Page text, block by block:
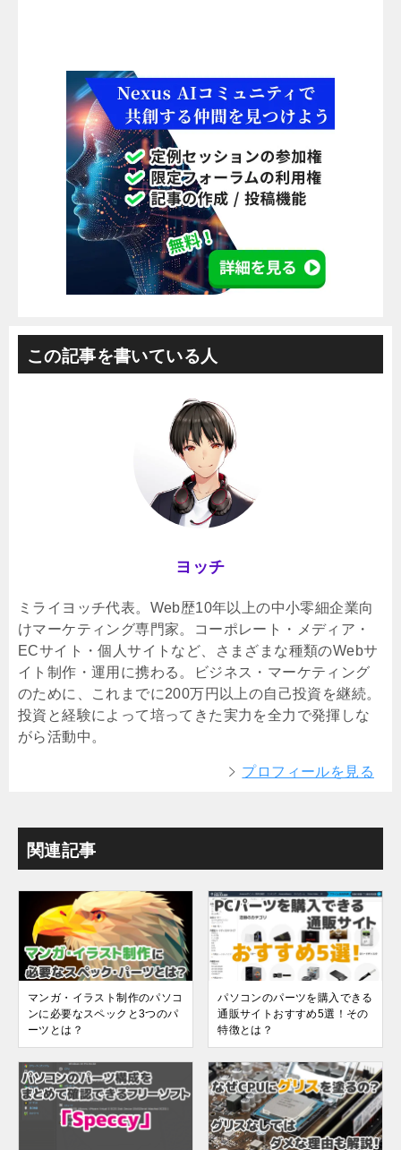
この記事を書いている人
ヨッチ
ミライヨッチ代表。Web歴10年以上の中小零細企業向
けマーケティング専門家。コーポレート・メディア・
ECサイト・個人サイトなど、さまざまな種類のWebサ
イト制作・運用に携わる。ビジネス・マーケティング
のために、これまでに200万円以上の自己投資を継続。
投資と経験によって培ってきた実力を全力で発揮しな
がら活動中。
プロフィールを見る
関連記事
マンガ・イラスト制作のパソコ
ンに必要なスペックと3つのパ
ーツとは？
パソコンのパーツを購入できる
通販サイトおすすめ5選！その
特徴とは？